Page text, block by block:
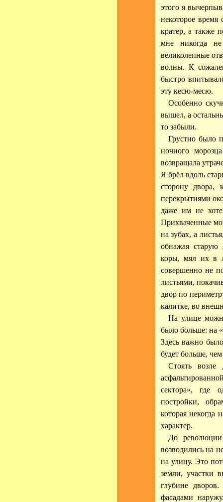
этого я
некоторое
кратер, а также
мне никогда
великолепные
волны. К
быстро
эту кесю-месю.
Особенно
вышел, а
то забыли.
Грустно было
ночного
возвращала
Я брёл вдоль
сторону двора,
перекрытиями
даже им не
Прихваченные
на зубах, а
обнажая старую
коры, мял их в
совершенно не
листьями,
двор по
калитке, во
На улице
было больше: на
Здесь важно
будет больше,
Стоять
сектора», где
постройки,
которая некогда
характер.
До
возводились на
на улицу. Это
земли, участки
глубине
фасадами